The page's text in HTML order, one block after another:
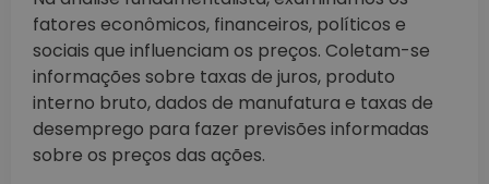
fatores econômicos, financeiros, políticos e
sociais que influenciam os preços. Coletam-se
informações sobre taxas de juros, produto
interno bruto, dados de manufatura e taxas de
desemprego para fazer previsões informadas
sobre os preços das ações.